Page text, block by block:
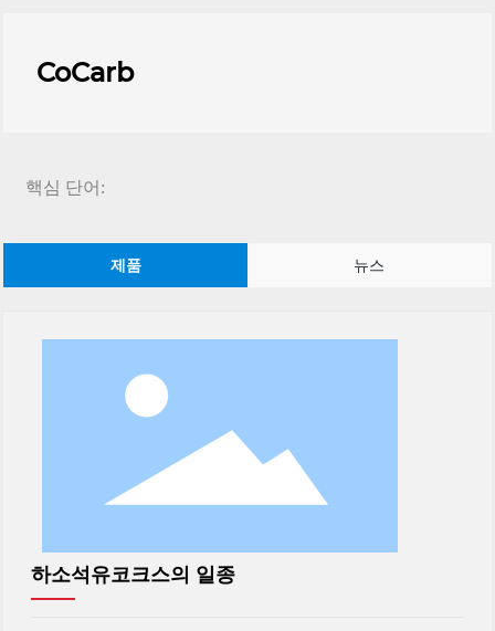
CoCarb
핵심 단어:
제품 뉴스
하소석유코크스의 일종